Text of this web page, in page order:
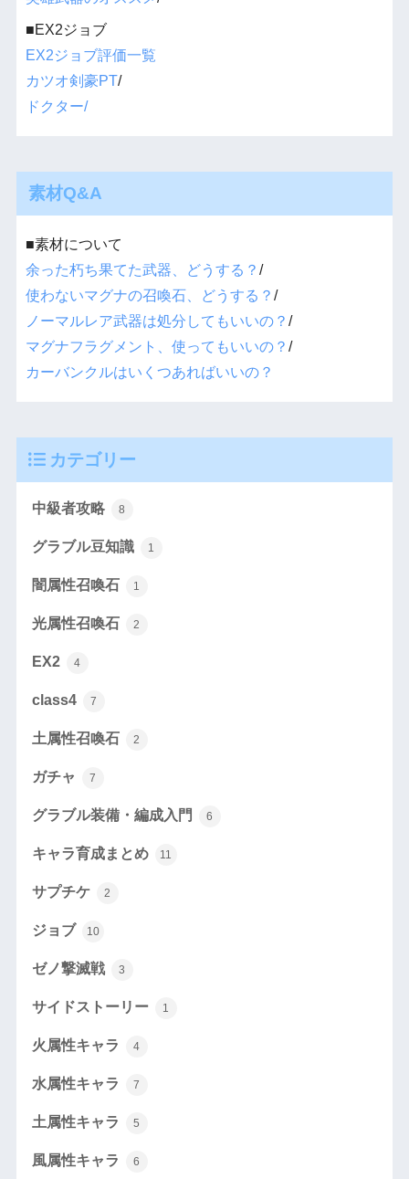
■EX2ジョブ
EX2ジョブ評価一覧
カツオ剣豪PT/
ドクター/
素材Q&A
■素材について
余った朽ち果てた武器、どうする？ /
使わないマグナの召喚石、どうする？ /
ノーマルレア武器は処分してもいいの？ /
マグナフラグメント、使ってもいいの？ /
カーバンクルはいくつあればいいの？
カテゴリー
中級者攻略 8
グラブル豆知識 1
闇属性召喚石 1
光属性召喚石 2
EX2 4
class4 7
土属性召喚石 2
ガチャ 7
グラブル装備・編成入門 6
キャラ育成まとめ 11
サプチケ 2
ジョブ 10
ゼノ撃滅戦 3
サイドストーリー 1
火属性キャラ 4
水属性キャラ 7
土属性キャラ 5
風属性キャラ 6